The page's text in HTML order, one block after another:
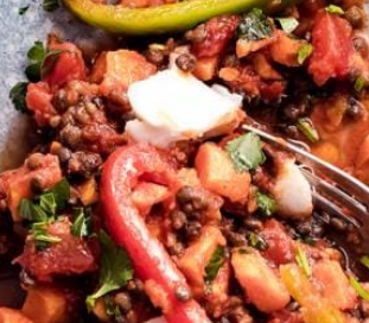
Wat vond je van dit recept?